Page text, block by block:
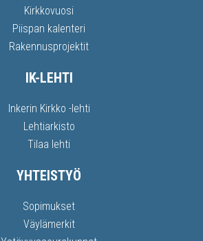
Kirkkovuosi
Piispan kalenteri
Rakennusprojektit
IK-LEHTI
Inkerin Kirkko -lehti
Lehtiarkisto
Tilaa lehti
YHTEISTYÖ
Sopimukset
Väylämerkit